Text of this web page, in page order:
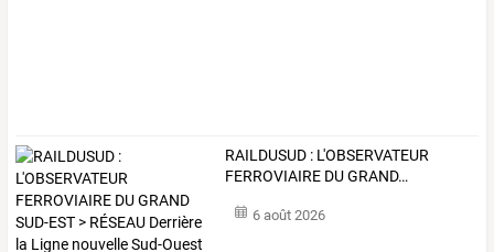
RAILDUSUD : L'OBSERVATEUR
FERROVIAIRE DUGRAND…
6 août 2026